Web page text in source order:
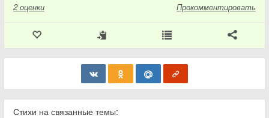
2 оценки Прокомментировать
Стихи на связанные темы: